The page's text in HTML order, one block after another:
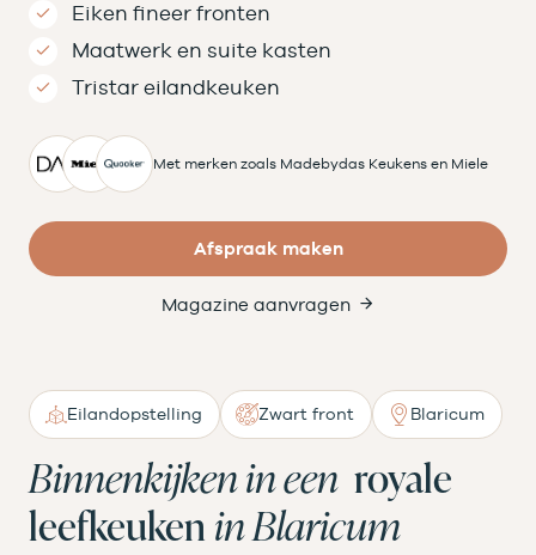
Eiken fineer fronten
Maatwerk en suite kasten
Tristar eilandkeuken
Met merken zoals Madebydas Keukens en Miele
Afspraak maken
Magazine aanvragen
Eilandopstelling Zwart front Blaricum
Binnenkijken in een royale
leefkeukenin Blaricum